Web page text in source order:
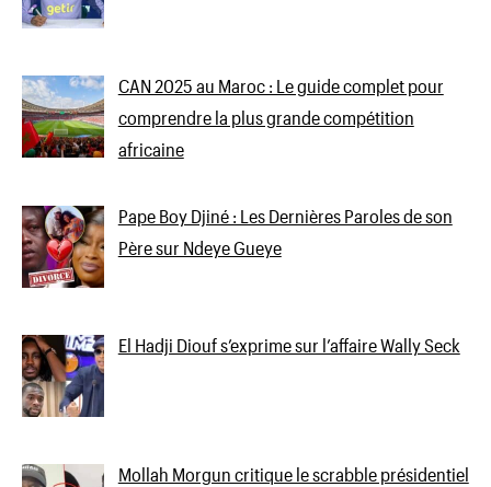
CAN 2025 au Maroc : Le guide complet pour
comprendre la plus grande compétition
africaine
Pape Boy Djiné : Les Dernières Paroles de son
Père sur Ndeye Gueye
El Hadji Diouf s’exprime sur l’affaire Wally Seck
Mollah Morgun critique le scrabble présidentiel